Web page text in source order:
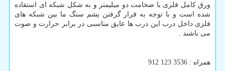
ورق کامل فلزی با ضخامت دو میلیمتر و به شکل شبکه ای استفاده
شده است و با توجه به قرار گرفتن پشم سنگ ما بین شبکه های
فلزی داخل درب این درب ها عایق مناسبی در برابر حرارت و صوت
می باشند .
همراه : 3536 123 912